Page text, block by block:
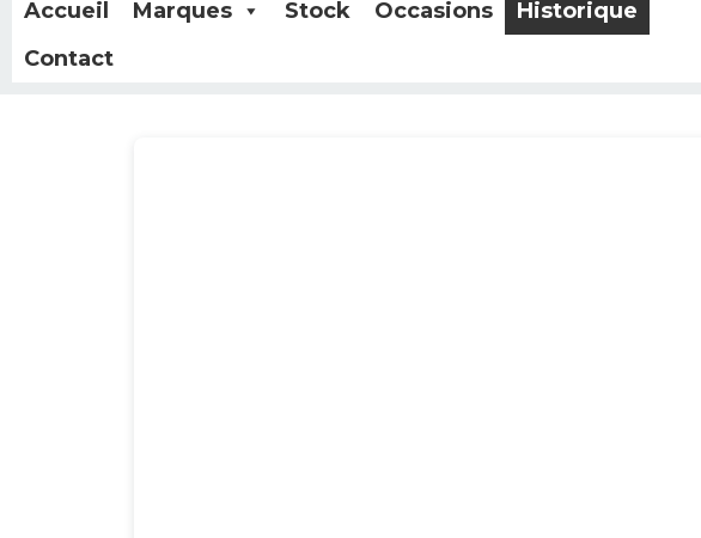
Accueil Marques Stock Occasions
Historique
Contact